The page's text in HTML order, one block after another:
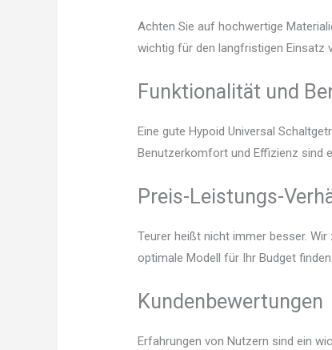
Achten Sie auf hochwertige
wichtig für den langfristigen Einsatz
Funktionalität und
Eine gute Hypoid Universal
Benutzerkomfort und Effizienz sind
Preis-Leistungs-
Teurer heißt nicht immer besser.
optimale Modell für Ihr Budget finden.
Kundenbewertungen
Erfahrungen von Nutzern sind ein